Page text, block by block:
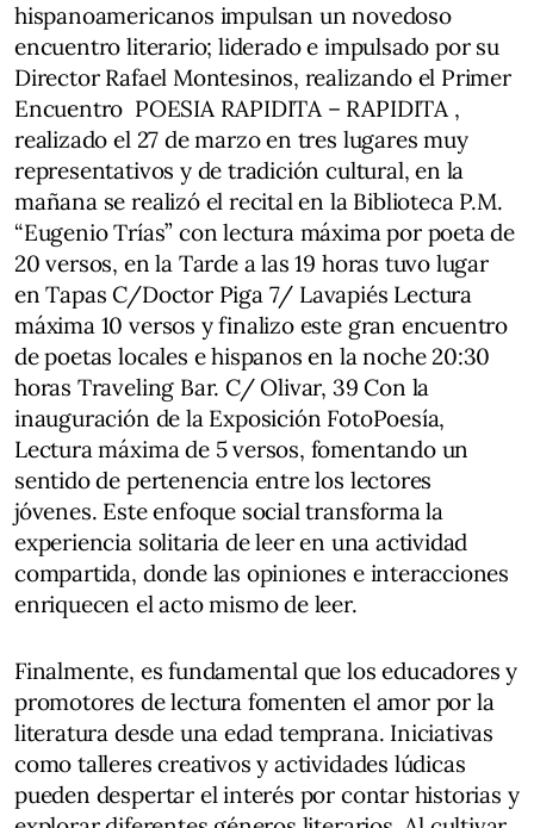
hispanoamericanos impulsan un novedoso
encuentro literario; liderado e impulsado por su
Director Rafael Montesinos, realizando el Primer
Encuentro POESIA RAPIDITA – RAPIDITA ,
realizado el 27 de marzo en tres lugares muy
representativos y de tradición cultural, en la
mañana se realizó el recital en la Biblioteca P.M.
“Eugenio Trías” con lectura máxima por poeta de
20 versos, en la Tarde a las 19 horas tuvo lugar
en Tapas C/Doctor Piga 7/ Lavapiés Lectura
máxima 10 versos y finalizo este gran encuentro
de poetas locales e hispanos en la noche 20:30
horas Traveling Bar. C/ Olivar, 39 Con la
inauguración de la Exposición FotoPoesía,
Lectura máxima de 5 versos, fomentando un
sentido de pertenencia entre los lectores
jóvenes. Este enfoque social transforma la
experiencia solitaria de leer en una actividad
compartida, donde las opiniones e interacciones
enriquecen el acto mismo de leer.
Finalmente, es fundamental que los educadores y
promotores de lectura fomenten el amor por la
literatura desde una edad temprana. Iniciativas
como talleres creativos y actividades lúdicas
pueden despertar el interés por contar historias y